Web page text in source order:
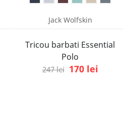
Jack Wolfskin
Tricou barbati Essential
Polo
247 lei 170 lei